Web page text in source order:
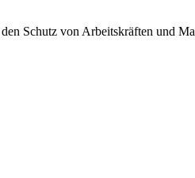
Schutz von Arbeitskräften und